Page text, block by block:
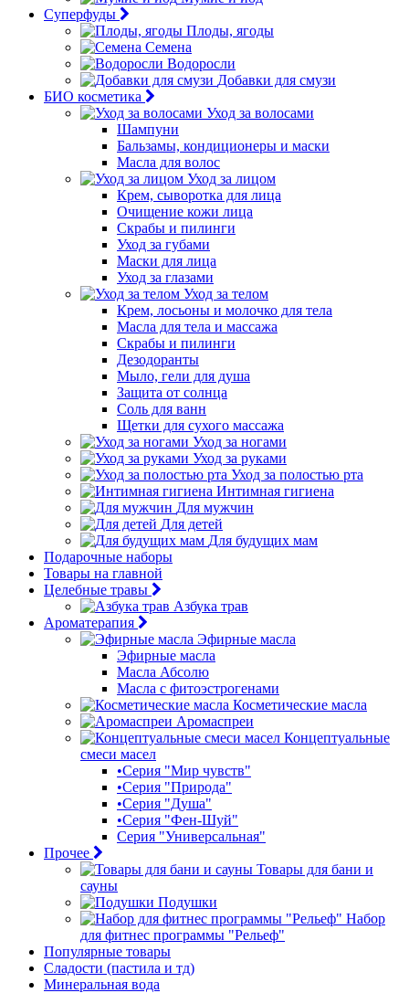
Суперфуды
Плоды, ягоды
Семена
Водоросли
Добавки для смузи
БИО косметика
Уход за волосами
Шампуни
Бальзамы, кондиционеры и маски
Масла для волос
Уход за лицом
Крем, сыворотка для лица
Очищение кожи лица
Скрабы и пилинги
Уход за губами
Маски для лица
Уход за глазами
Уход за телом
Крем, лосьоны и молочко для тела
Масла для тела и массажа
Скрабы и пилинги
Дезодоранты
Мыло, гели для душа
Защита от солнца
Соль для ванн
Щетки для сухого массажа
Уход за ногами
Уход за руками
Уход за полостью рта
Интимная гигиена
Для мужчин
Для детей
Для будущих мам
Подарочные наборы
Товары на главной
Целебные травы
Азбука трав
Ароматерапия
Эфирные масла
Эфирные масла
Масла Абсолю
Масла с фитоэстрогенами
Косметические масла
Аромаспреи
Концептуальные
смеси масел
•Серия "Мир чувств"
•Серия "Природа"
•Серия "Душа"
•Серия "Фен-Шуй"
Серия "Универсальная"
Прочее
Товары для бани и
сауны
Подушки
Набор
для фитнес программы "Рельеф"
Популярные товары
Сладости (пастила и тд)
Минеральная вода